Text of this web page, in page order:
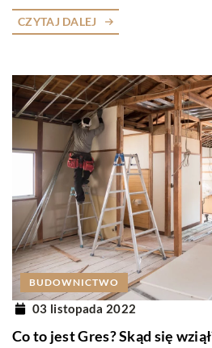
CZYTAJ DALEJ
BUDOWNICTWO
03 listopada 2022
Co to jest Gres? Skąd się